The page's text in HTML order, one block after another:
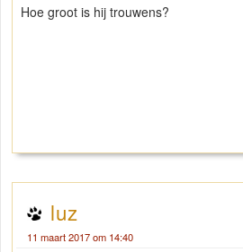
Hoe groot is hij trouwens?
luz
11 maart 2017 om 14:40